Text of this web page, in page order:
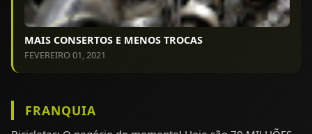
MAIS CONSERTOS E MENOS TROCAS
FEVEREIRO 01, 2021
FRANQUIA